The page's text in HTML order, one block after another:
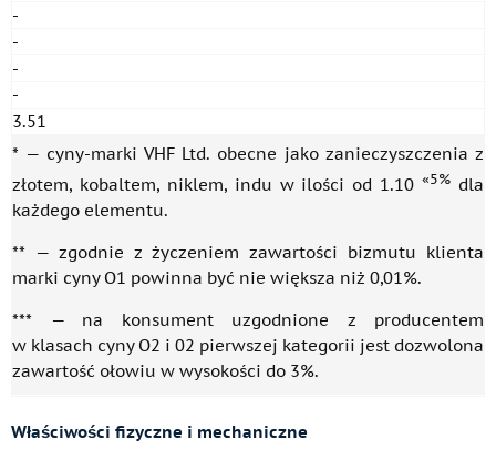
-
-
-
-
3.51
* — cyny-marki VHF Ltd. obecne jako zanieczyszczenia z
złotem, kobaltem, niklem, indu w ilości od 1.10«5% dla
każdego elementu.
** — zgodnie z życzeniem zawartości bizmutu klienta
marki cyny O1 powinna być nie większa niż 0,01%.
*** — na konsument uzgodnione z producentem
w klasach cyny O2 i 02 pierwszej kategorii jest dozwolona
zawartość ołowiu w wysokości do 3%.
Właściwości fizyczne i mechaniczne